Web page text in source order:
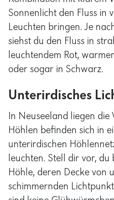
Leuchten bringen. Je
siehst du den Fluss in
leuchtendem Rot,
oder sogar in Schwarz.
Unterirdisches
In Neuseeland liegen die
Höhlen befinden sich in
unterirdischen
leuchten. Stell dir vor, du
Höhle, deren Decke von
schimmernden
sind keine
Pilzmückenlarven! Diese